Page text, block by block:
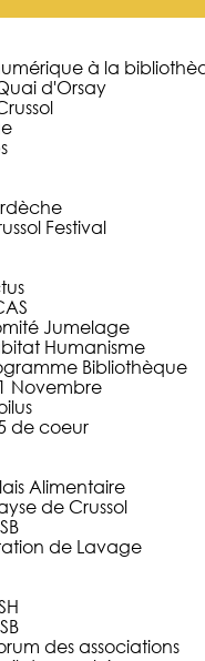
à la
d'Orsay
Festival
Jumelage
Humanisme
Bibliothèque
Novembre
de coeur
Alimentaire
de Crussol
de Lavage
des associations